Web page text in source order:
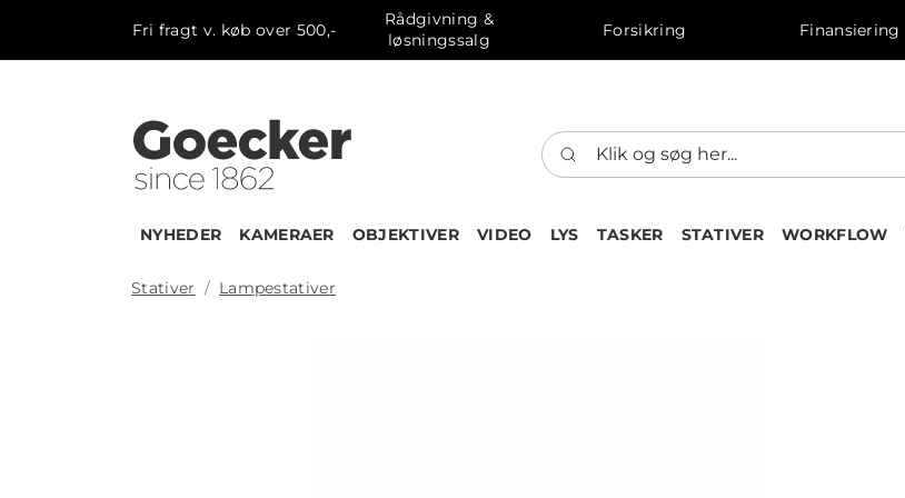
Fri fragt v. køb over 500,-
Rådgivning &
løsningssalg
Forsikring Finansiering
NYHEDER KAMERAER OBJEKTIVER VIDEO LYS TASKER STATIVER WORKFLOW
Stativer Lampestativer